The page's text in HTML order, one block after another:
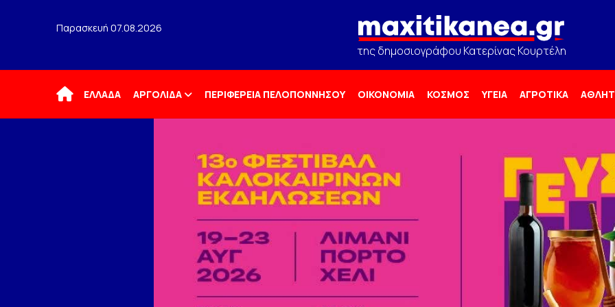
Παρασκευή 07.08.2026
της δημοσιογράφου Κατερίνας Κουρτέλη
ΑρχικήΕΛΛΑΔΑ ΑΡΓΟΛΙΔΑ ΠΕΡΙΦΕΡΕΙΑ ΠΕΛΟΠΟΝΝΗΣΟΥ ΟΙΚΟΝΟΜΙΑ ΚΟΣΜΟΣ ΥΓΕΙΑ ΑΓΡΟΤΙΚΑ